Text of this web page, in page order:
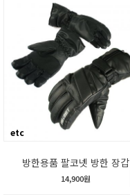
etc
방한용품 팔코넷 방한 장갑
14,900원